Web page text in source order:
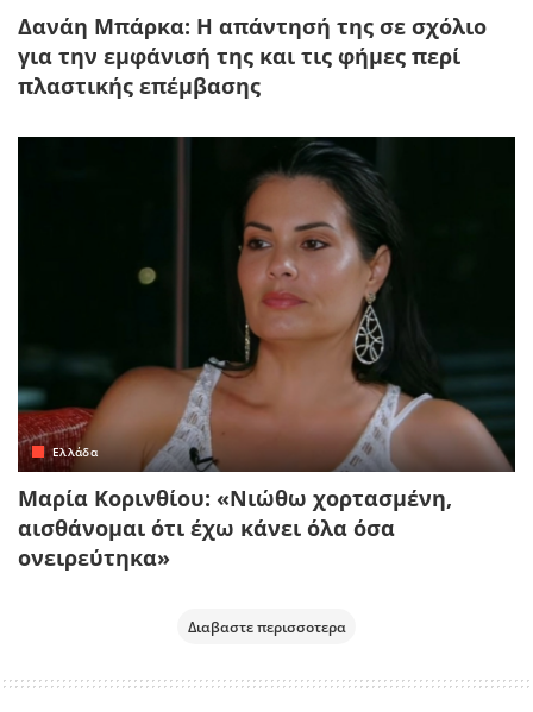
Δανάη Μπάρκα: Η απάντησή της σε σχόλιο
για την εμφάνισή της και τις φήμες περί
πλαστικής επέμβασης
Ελλάδα
Μαρία Κορινθίου: «Νιώθω χορτασμένη,
αισθάνομαι ότι έχω κάνει όλα όσα
ονειρεύτηκα»
Διαβαστε περισσοτερα